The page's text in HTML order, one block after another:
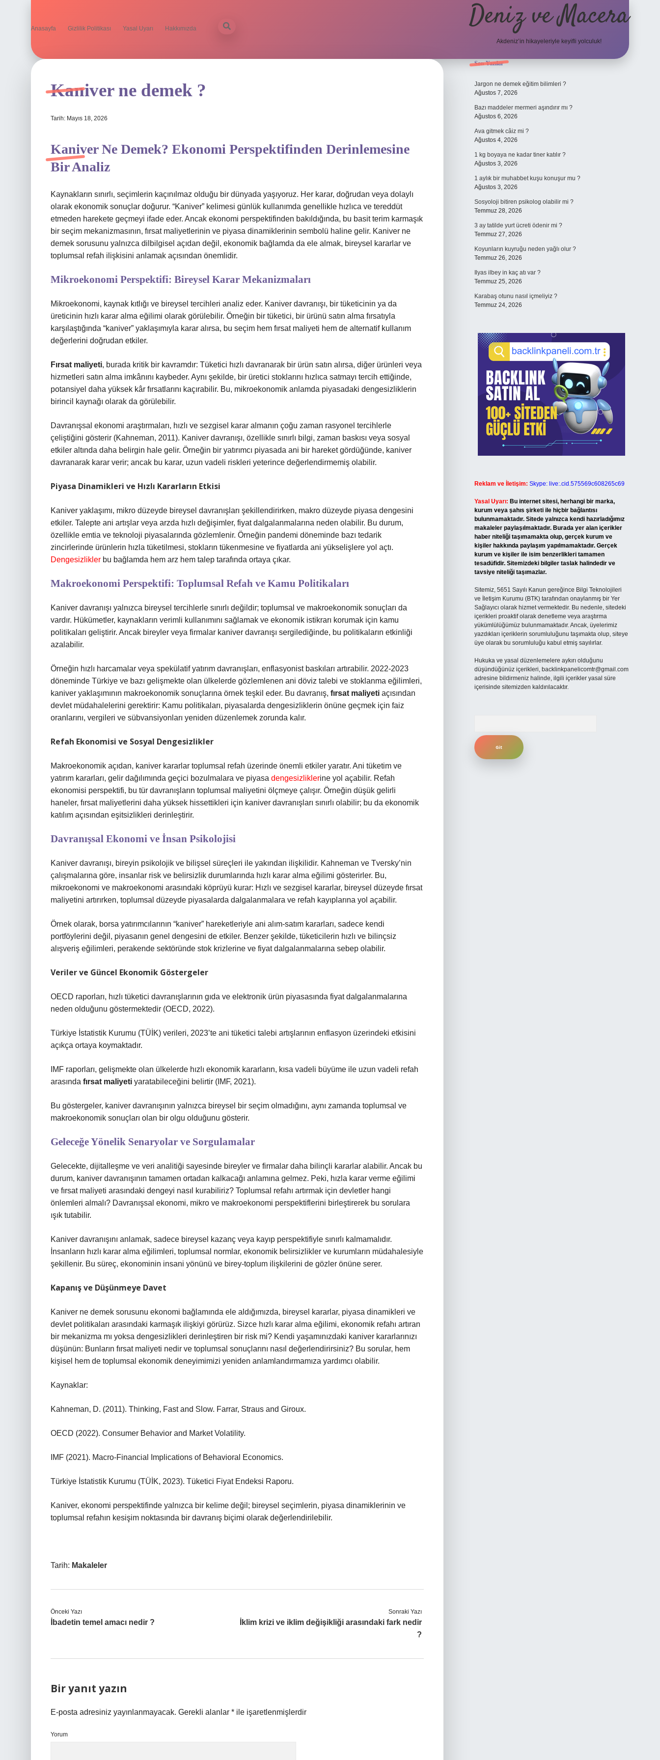
Anasayfa Gizlilik Politikası Yasal Uyarı Hakkımızda Deniz ve Macera
Akdeniz’in hikayeleriyle keyifli yolculuk!
Kaniver ne demek ?
Tarih: Mayıs 18, 2026
Kaniver Ne Demek? Ekonomi Perspektifinden Derinlemesine
Bir Analiz
Kaynakların sınırlı, seçimlerin kaçınılmaz olduğu bir dünyada yaşıyoruz. Her karar, doğrudan veya dolaylı
olarak ekonomik sonuçlar doğurur. “Kaniver” kelimesi günlük kullanımda genellikle hızlıca ve tereddüt
etmeden harekete geçmeyi ifade eder. Ancak ekonomi perspektifinden bakıldığında, bu basit terim karmaşık
bir seçim mekanizmasının, fırsat maliyetlerinin ve piyasa dinamiklerinin sembolü haline gelir. Kaniver ne
demek sorusunu yalnızca dilbilgisel açıdan değil, ekonomik bağlamda da ele almak, bireysel kararlar ve
toplumsal refah ilişkisini anlamak açısından önemlidir.
Mikroekonomi Perspektifi: Bireysel Karar Mekanizmaları
Mikroekonomi, kaynak kıtlığı ve bireysel tercihleri analiz eder. Kaniver davranışı, bir tüketicinin ya da
üreticinin hızlı karar alma eğilimi olarak görülebilir. Örneğin bir tüketici, bir ürünü satın alma fırsatıyla
karşılaştığında “kaniver” yaklaşımıyla karar alırsa, bu seçim hem fırsat maliyeti hem de alternatif kullanım
değerlerini doğrudan etkiler.
Fırsat maliyeti, burada kritik bir kavramdır: Tüketici hızlı davranarak bir ürün satın alırsa, diğer ürünleri veya
hizmetleri satın alma imkânını kaybeder. Aynı şekilde, bir üretici stoklarını hızlıca satmayı tercih ettiğinde,
potansiyel daha yüksek kâr fırsatlarını kaçırabilir. Bu, mikroekonomik anlamda piyasadaki dengesizliklerin
birincil kaynağı olarak da görülebilir.
Davranışsal ekonomi araştırmaları, hızlı ve sezgisel karar almanın çoğu zaman rasyonel tercihlerle
çeliştiğini gösterir (Kahneman, 2011). Kaniver davranışı, özellikle sınırlı bilgi, zaman baskısı veya sosyal
etkiler altında daha belirgin hale gelir. Örneğin bir yatırımcı piyasada ani bir hareket gördüğünde, kaniver
davranarak karar verir; ancak bu karar, uzun vadeli riskleri yeterince değerlendirmemiş olabilir.
Piyasa Dinamikleri ve Hızlı Kararların Etkisi
Kaniver yaklaşımı, mikro düzeyde bireysel davranışları şekillendirirken, makro düzeyde piyasa dengesini
etkiler. Talepte ani artışlar veya arzda hızlı değişimler, fiyat dalgalanmalarına neden olabilir. Bu durum,
özellikle emtia ve teknoloji piyasalarında gözlemlenir. Örneğin pandemi döneminde bazı tedarik
zincirlerinde ürünlerin hızla tüketilmesi, stokların tükenmesine ve fiyatlarda ani yükselişlere yol açtı.
Dengesizlikler bu bağlamda hem arz hem talep tarafında ortaya çıkar.
Makroekonomi Perspektifi: Toplumsal Refah ve Kamu Politikaları
Kaniver davranışı yalnızca bireysel tercihlerle sınırlı değildir; toplumsal ve makroekonomik sonuçları da
vardır. Hükümetler, kaynakların verimli kullanımını sağlamak ve ekonomik istikrarı korumak için kamu
politikaları geliştirir. Ancak bireyler veya firmalar kaniver davranışı sergilediğinde, bu politikaların etkinliği
azalabilir.
Örneğin hızlı harcamalar veya spekülatif yatırım davranışları, enflasyonist baskıları artırabilir. 2022-2023
döneminde Türkiye ve bazı gelişmekte olan ülkelerde gözlemlenen ani döviz talebi ve stoklanma eğilimleri,
kaniver yaklaşımının makroekonomik sonuçlarına örnek teşkil eder. Bu davranış, fırsat maliyeti açısından
devlet müdahalelerini gerektirir: Kamu politikaları, piyasalarda dengesizliklerin önüne geçmek için faiz
oranlarını, vergileri ve sübvansiyonları yeniden düzenlemek zorunda kalır.
Refah Ekonomisi ve Sosyal Dengesizlikler
Makroekonomik açıdan, kaniver kararlar toplumsal refah üzerinde önemli etkiler yaratır. Ani tüketim ve
yatırım kararları, gelir dağılımında geçici bozulmalara ve piyasa dengesizliklerine yol açabilir. Refah
ekonomisi perspektifi, bu tür davranışların toplumsal maliyetini ölçmeye çalışır. Örneğin düşük gelirli
haneler, fırsat maliyetlerini daha yüksek hissettikleri için kaniver davranışları sınırlı olabilir; bu da ekonomik
katılım açısından eşitsizlikleri derinleştirir.
Davranışsal Ekonomi ve İnsan Psikolojisi
Kaniver davranışı, bireyin psikolojik ve bilişsel süreçleri ile yakından ilişkilidir. Kahneman ve Tversky’nin
çalışmalarına göre, insanlar risk ve belirsizlik durumlarında hızlı karar alma eğilimi gösterirler. Bu,
mikroekonomi ve makroekonomi arasındaki köprüyü kurar: Hızlı ve sezgisel kararlar, bireysel düzeyde fırsat
maliyetini artırırken, toplumsal düzeyde piyasalarda dalgalanmalara ve refah kayıplarına yol açabilir.
Örnek olarak, borsa yatırımcılarının “kaniver” hareketleriyle ani alım-satım kararları, sadece kendi
portföylerini değil, piyasanın genel dengesini de etkiler. Benzer şekilde, tüketicilerin hızlı ve bilinçsiz
alışveriş eğilimleri, perakende sektöründe stok krizlerine ve fiyat dalgalanmalarına sebep olabilir.
Veriler ve Güncel Ekonomik Göstergeler
OECD raporları, hızlı tüketici davranışlarının gıda ve elektronik ürün piyasasında fiyat dalgalanmalarına
neden olduğunu göstermektedir (OECD, 2022).
Türkiye İstatistik Kurumu (TÜİK) verileri, 2023’te ani tüketici talebi artışlarının enflasyon üzerindeki etkisini
açıkça ortaya koymaktadır.
IMF raporları, gelişmekte olan ülkelerde hızlı ekonomik kararların, kısa vadeli büyüme ile uzun vadeli refah
arasında fırsat maliyeti yaratabileceğini belirtir (IMF, 2021).
Bu göstergeler, kaniver davranışının yalnızca bireysel bir seçim olmadığını, aynı zamanda toplumsal ve
makroekonomik sonuçları olan bir olgu olduğunu gösterir.
Geleceğe Yönelik Senaryolar ve Sorgulamalar
Gelecekte, dijitalleşme ve veri analitiği sayesinde bireyler ve firmalar daha bilinçli kararlar alabilir. Ancak bu
durum, kaniver davranışının tamamen ortadan kalkacağı anlamına gelmez. Peki, hızla karar verme eğilimi
ve fırsat maliyeti arasındaki dengeyi nasıl kurabiliriz? Toplumsal refahı artırmak için devletler hangi
önlemleri almalı? Davranışsal ekonomi, mikro ve makroekonomi perspektiflerini birleştirerek bu sorulara
ışık tutabilir.
Kaniver davranışını anlamak, sadece bireysel kazanç veya kayıp perspektifiyle sınırlı kalmamalıdır.
İnsanların hızlı karar alma eğilimleri, toplumsal normlar, ekonomik belirsizlikler ve kurumların müdahalesiyle
şekillenir. Bu süreç, ekonominin insani yönünü ve birey-toplum ilişkilerini de gözler önüne serer.
Kapanış ve Düşünmeye Davet
Kaniver ne demek sorusunu ekonomi bağlamında ele aldığımızda, bireysel kararlar, piyasa dinamikleri ve
devlet politikaları arasındaki karmaşık ilişkiyi görürüz. Sizce hızlı karar alma eğilimi, ekonomik refahı artıran
bir mekanizma mı yoksa dengesizlikleri derinleştiren bir risk mi? Kendi yaşamınızdaki kaniver kararlarınızı
düşünün: Bunların fırsat maliyeti nedir ve toplumsal sonuçlarını nasıl değerlendirirsiniz? Bu sorular, hem
kişisel hem de toplumsal ekonomik deneyimimizi yeniden anlamlandırmamıza yardımcı olabilir.
Kaynaklar:
Kahneman, D. (2011). Thinking, Fast and Slow. Farrar, Straus and Giroux.
OECD (2022). Consumer Behavior and Market Volatility.
IMF (2021). Macro-Financial Implications of Behavioral Economics.
Türkiye İstatistik Kurumu (TÜİK, 2023). Tüketici Fiyat Endeksi Raporu.
Kaniver, ekonomi perspektifinde yalnızca bir kelime değil; bireysel seçimlerin, piyasa dinamiklerinin ve
toplumsal refahın kesişim noktasında bir davranış biçimi olarak değerlendirilebilir.
Tarih: Makaleler
Önceki Yazı
İbadetin temel amacı nedir ?
Sonraki Yazı
İklim krizi ve iklim değişikliği arasındaki fark nedir
?
Bir yanıt yazın
E-posta adresiniz yayınlanmayacak. Gerekli alanlar * ile işaretlenmişlerdir
Yorum
Sidebar
Son Yazılar
Jargon ne demek eğitim bilimleri ?
Ağustos 7, 2026
Bazı maddeler mermeri aşındırır mı ?
Ağustos 6, 2026
Ava gitmek câiz mi ?
Ağustos 4, 2026
1 kg boyaya ne kadar tiner katılır ?
Ağustos 3, 2026
1 aylık bir muhabbet kuşu konuşur mu ?
Ağustos 3, 2026
Sosyoloji bitiren psikolog olabilir mi ?
Temmuz 28, 2026
3 ay tatilde yurt ücreti ödenir mi ?
Temmuz 27, 2026
Koyunların kuyruğu neden yağlı olur ?
Temmuz 26, 2026
Ilyas ilbey in kaç atı var ?
Temmuz 25, 2026
Karabaş otunu nasıl içmeliyiz ?
Temmuz 24, 2026
Reklam ve İletişim: Skype: live:.cid.575569c608265c69
Yasal Uyarı: Bu internet sitesi, herhangi bir marka,
kurum veya şahıs şirketi ile hiçbir bağlantısı
bulunmamaktadır. Sitede yalnızca kendi hazırladığımız
makaleler paylaşılmaktadır. Burada yer alan içerikler
haber niteliği taşımamakta olup, gerçek kurum ve
kişiler hakkında paylaşım yapılmamaktadır. Gerçek
kurum ve kişiler ile isim benzerlikleri tamamen
tesadüfidir. Sitemizdeki bilgiler taslak halindedir ve
tavsiye niteliği taşımazlar.
Sitemiz, 5651 Sayılı Kanun gereğince Bilgi Teknolojileri
ve İletişim Kurumu (BTK) tarafından onaylanmış bir Yer
Sağlayıcı olarak hizmet vermektedir. Bu nedenle, sitedeki
içerikleri proaktif olarak denetleme veya araştırma
yükümlülüğümüz bulunmamaktadır. Ancak, üyelerimiz
yazdıkları içeriklerin sorumluluğunu taşımakta olup, siteye
üye olarak bu sorumluluğu kabul etmiş sayılırlar.
Hukuka ve yasal düzenlemelere aykırı olduğunu
düşündüğünüz içerikleri, backlinkpanelicomtr@gmail.com
adresine bildirmeniz halinde, ilgili içerikler yasal süre
içerisinde sitemizden kaldırılacaktır.